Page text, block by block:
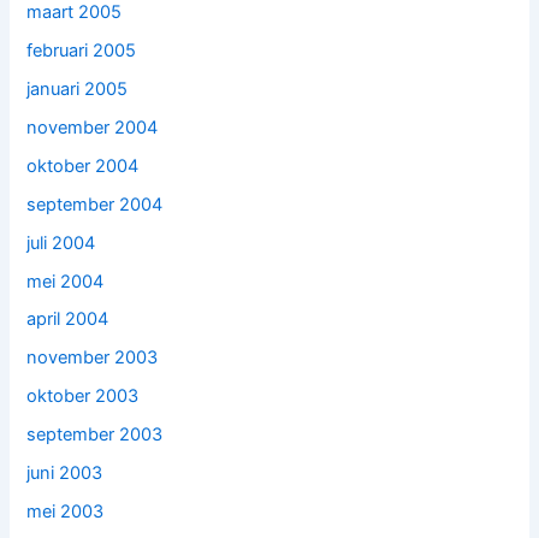
maart 2005
februari 2005
januari 2005
november 2004
oktober 2004
september 2004
juli 2004
mei 2004
april 2004
november 2003
oktober 2003
september 2003
juni 2003
mei 2003